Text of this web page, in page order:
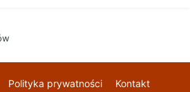
Polityka prywatności Kontakt